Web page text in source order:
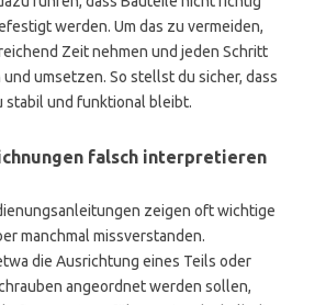
werden. Um das zu vermeiden,
Zeit nehmen und jeden Schritt
umsetzen. So stellst du sicher, dass
stabil und funktional bleibt.
falsch interpretieren
zeigen oft wichtige
manchmal missverstanden.
die Ausrichtung eines Teils oder
angeordnet werden sollen,